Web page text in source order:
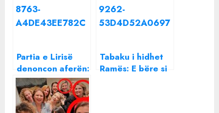
Partia e Lirisë
denoncon aferën:
Si u bë punonjësi
i inceneratorit të
Elbasanit pronar
Tabaku i hidhet
Ramës: E bëre si